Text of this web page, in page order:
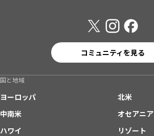
コミュニティを見る
国と地域
ヨーロッパ
北米
中南米
オセアニア
ハワイ
リゾート